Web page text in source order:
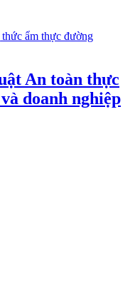
An toàn thực
doanh nghiệp